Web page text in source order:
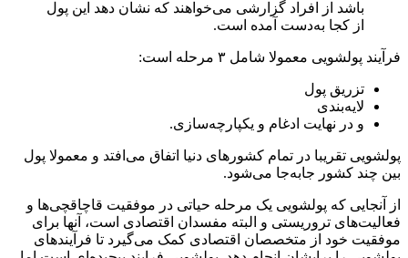
باشد از افراد گزارشی می‌خواهند که نشان دهد این پول
از کجا به‌دست آمده است.
فرآیند پولشویی معمولا شامل ۳ مرحله است:
تزریق پول
لایه‌بندی
و در نهایت ادغام و یکپارچه‌سازی.
پولشویی تقریبا در تمام کشورهای دنیا اتفاق می‌افتد و معمولا پول
بین چند کشور جا‌به‌جا می‌شود.
از آنجایی که پولشویی یک مرحله حیاتی در موفقیت قاچاقچی‌‌ها و
فعالیت‌های تروریستی و البته مفسدان اقتصادی است، آنها برای
موفقیت خود از متخصصان اقتصادی کمک می‌گیرد تا فرآیندهای